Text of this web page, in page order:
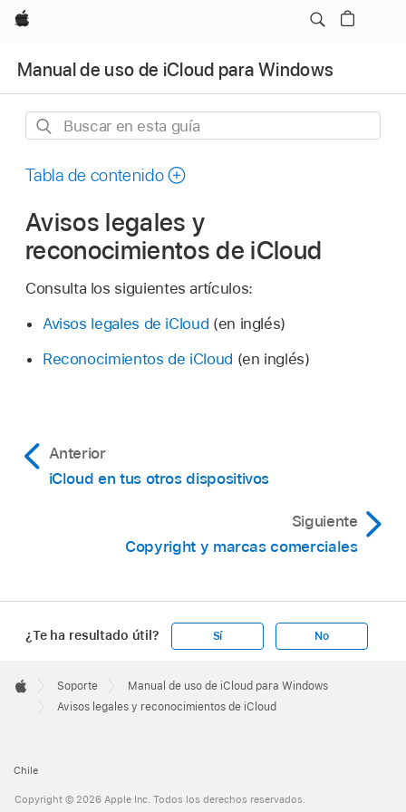
Apple
Manual de uso de iCloud para Windows
Buscar
esta
Tabla de contenido
Avisos legales y
reconocimientos de iCloud
Consulta los siguientes artículos:
Avisos legales de iCloud (en inglés)
Reconocimientos de iCloud (en inglés)
Anterior
iCloud en tus otros dispositivos
Siguiente
Copyright y marcas comerciales
¿Te ha resultado útil? Sí No
Footer

Apple
Soporte
Manual de uso de iCloud para Windows
Avisos legales y reconocimientos de iCloud
Chile
Copyright © 2026 Apple Inc. Todos los derechos reservados.